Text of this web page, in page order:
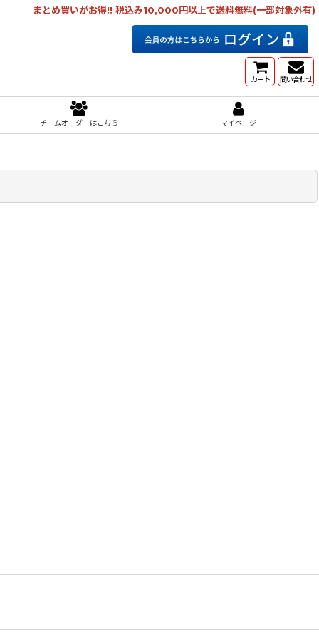
まとめ買いがお得!! 税込み10,000円以上で送料無料(一部対象外有)
カート 問い合わせ
チームオーダーはこちら マイページ